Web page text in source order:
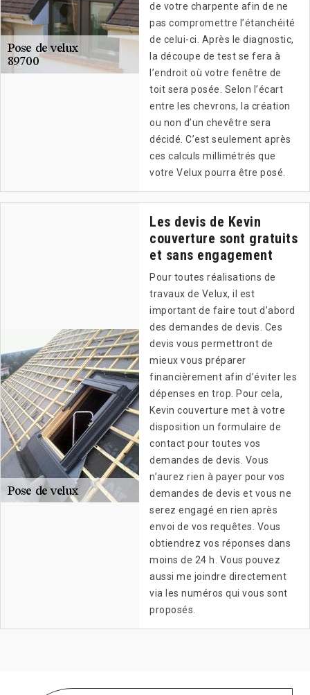
de votre charpente afin de ne
pas compromettre l’étanchéité
de celui-ci. Après le diagnostic,
la découpe de test se fera à
l’endroit où votre fenêtre de
toit sera posée. Selon l’écart
entre les chevrons, la création
ou non d’un chevêtre sera
décidé. C’est seulement après
ces calculs millimétrés que
votre Velux pourra être posé.
Les devis de Kevin
couverture sont gratuits
et sans engagement
Pour toutes réalisations de
travaux de Velux, il est
important de faire tout d’abord
des demandes de devis. Ces
devis vous permettront de
mieux vous préparer
financièrement afin d’éviter les
dépenses en trop. Pour cela,
Kevin couverture met à votre
disposition un formulaire de
contact pour toutes vos
demandes de devis. Vous
n’aurez rien à payer pour vos
demandes de devis et vous ne
serez engagé en rien après
envoi de vos requêtes. Vous
obtiendrez vos réponses dans
moins de 24 h. Vous pouvez
aussi me joindre directement
via les numéros qui vous sont
proposés.